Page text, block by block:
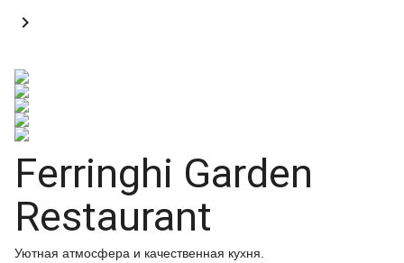

Ferringhi Garden
Restaurant
Уютная атмосфера и качественная кухня.